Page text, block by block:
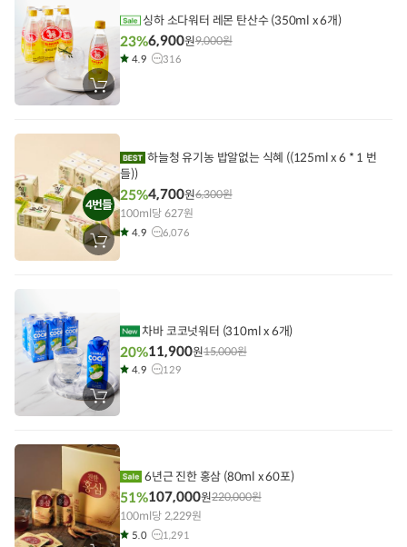
장
바
에
기
싱하 소다워터 레몬 탄산수 (350ml x 6개)
23%6,900원9,000원
4.9 316
4번들
장
바
하늘청 유기농 밥알없는 식혜 ((125ml x 6 * 1 번
들))
25%4,700원6,300원
100ml당 627원
4.9 6,076
장
바
에
담
기
차바 코코넛워터 (310ml x 6개)
20%11,900원15,000원
4.9 129
6년근 진한 홍삼 (80ml x 60포)
51%107,000원220,000원
100ml당 2,229원
5.0 1,291